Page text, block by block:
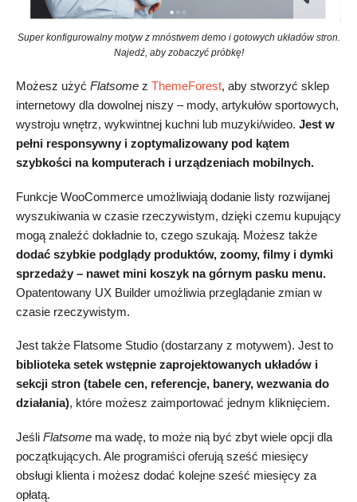
Super konfigurowalny motyw z mnóstwem demo i gotowych układów stron.
Najedź, aby zobaczyć próbkę!
Możesz użyć Flatsome z ThemeForest, aby stworzyć sklep
internetowy dla dowolnej niszy – mody, artykułów sportowych,
wystroju wnętrz, wykwintnej kuchni lub muzyki/wideo. Jest w
pełni responsywny i zoptymalizowany pod kątem
szybkości na komputerach i urządzeniach mobilnych.
Funkcje WooCommerce umożliwiają dodanie listy rozwijanej
wyszukiwania w czasie rzeczywistym, dzięki czemu kupujący
mogą znaleźć dokładnie to, czego szukają. Możesz także
dodać szybkie podglądy produktów, zoomy, filmy i dymki
sprzedaży – nawet mini koszyk na górnym pasku menu.
Opatentowany UX Builder umożliwia przeglądanie zmian w
czasie rzeczywistym.
Jest także Flatsome Studio (dostarzany z motywem). Jest to
biblioteka setek wstępnie zaprojektowanych układów i
sekcji stron (tabele cen, referencje, banery, wezwania do
działania), które możesz zaimportować jednym kliknięciem.
Jeśli Flatsome ma wadę, to może nią być zbyt wiele opcji dla
początkujących. Ale programiści oferują sześć miesięcy
obsługi klienta i możesz dodać kolejne sześć miesięcy za
opłatą.